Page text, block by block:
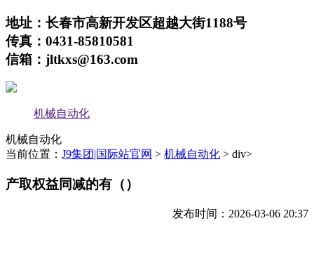
地址：长春市高新开发区超越大街1188号
传真：0431-85810581
信箱：jltkxs@163.com
机械自动化
机械自动化
当前位置： J9集团|国际站官网 > 机械自动化 > div>
产取权益同减的有（）
发布时间：2026-03-06 20:37